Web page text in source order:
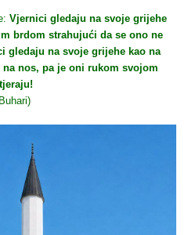
Vjernici gledaju na svoje grijehe
brdom strahujući da se ono ne
gledaju na svoje grijehe kao na
nos, pa je oni rukom svojom